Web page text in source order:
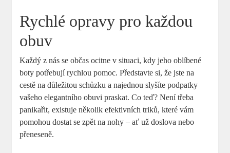
Rychlé opravy pro každou
obuv
Každý z nás se občas ocitne v situaci, kdy jeho oblíbené
boty potřebují rychlou pomoc. Představte si, že jste na
cestě na důležitou schůzku a najednou slyšíte podpatky
vašeho elegantního obuvi praskat. Co teď? Není třeba
panikařit, existuje několik efektivních triků, které vám
pomohou dostat se zpět na nohy – ať už doslova nebo
přeneseně.